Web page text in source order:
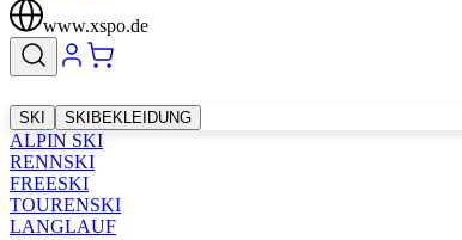
www.xspo.de
SKI SKIBEKLEIDUNG
ALPIN SKI
RENNSKI
FREESKI
TOURENSKI
LANGLAUF